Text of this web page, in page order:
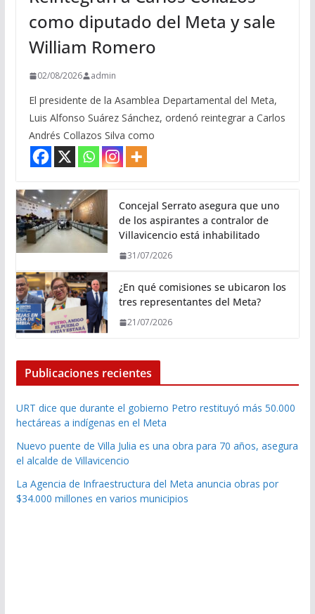
como diputado del Meta y sale
William Romero
02/08/2026 admin
El presidente de la Asamblea Departamental del Meta,
Luis Alfonso Suárez Sánchez, ordenó reintegrar a Carlos
Andrés Collazos Silva como
Concejal Serrato asegura que uno
de los aspirantes a contralor de
Villavicencio está inhabilitado
31/07/2026
¿En qué comisiones se ubicaron los
tres representantes del Meta?
21/07/2026
Publicaciones recientes
URT dice que durante el gobierno Petro restituyó más 50.000
hectáreas a indígenas en el Meta
Nuevo puente de Villa Julia es una obra para 70 años, asegura
el alcalde de Villavicencio
La Agencia de Infraestructura del Meta anuncia obras por
$34.000 millones en varios municipios